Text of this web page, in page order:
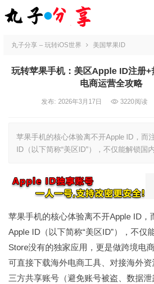
丸子分享 – 玩转iOS世界 美国苹果ID
玩转苹果手机：美区Apple ID注册
电商运营全攻略
发布: 2026年3月17日 3220阅读
苹果手机的核心体验离不开Apple ID，而
ID（以下简称“美区ID”），不仅能解锁国
苹果手机的核心体验离不开Apple ID，
Apple ID（以下简称“美区ID”），不仅
Store没有的独家应用，更是做跨境
可直接下载海外电商工具、对接海外
三方共享账号（避免账号被盗、数据